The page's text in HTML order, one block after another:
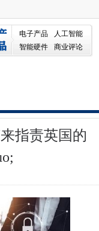
电子产品
人工智能
智能硬件
商业评论
指责英国的